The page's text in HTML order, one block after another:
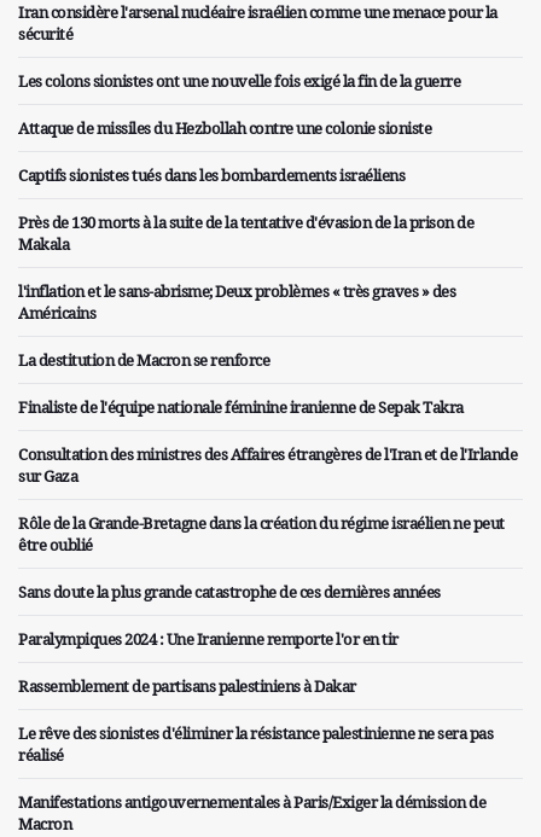
Iran considère l'arsenal nucléaire israélien comme une menace pour la
sécurité
Les colons sionistes ont une nouvelle fois exigé la fin de la guerre
Attaque de missiles du Hezbollah contre une colonie sioniste
Captifs sionistes tués dans les bombardements israéliens
Près de 130 morts à la suite de la tentative d'évasion de la prison de
Makala
l'inflation et le sans-abrisme; Deux problèmes « très graves » des
Américains
La destitution de Macron se renforce
Finaliste de l'équipe nationale féminine iranienne de Sepak Takra
Consultation des ministres des Affaires étrangères de l'Iran et de l'Irlande
sur Gaza
Rôle de la Grande-Bretagne dans la création du régime israélien ne peut
être oublié
Sans doute la plus grande catastrophe de ces dernières années
Paralympiques 2024 : Une Iranienne remporte l'or en tir
Rassemblement de partisans palestiniens à Dakar
Le rêve des sionistes d'éliminer la résistance palestinienne ne sera pas
réalisé
Manifestations antigouvernementales à Paris/Exiger la démission de
Macron